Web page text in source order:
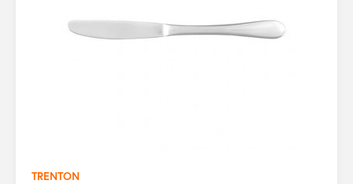
TRENTON